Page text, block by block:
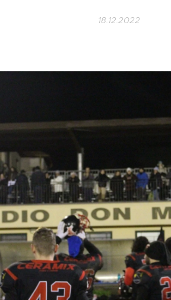
18.12.2022